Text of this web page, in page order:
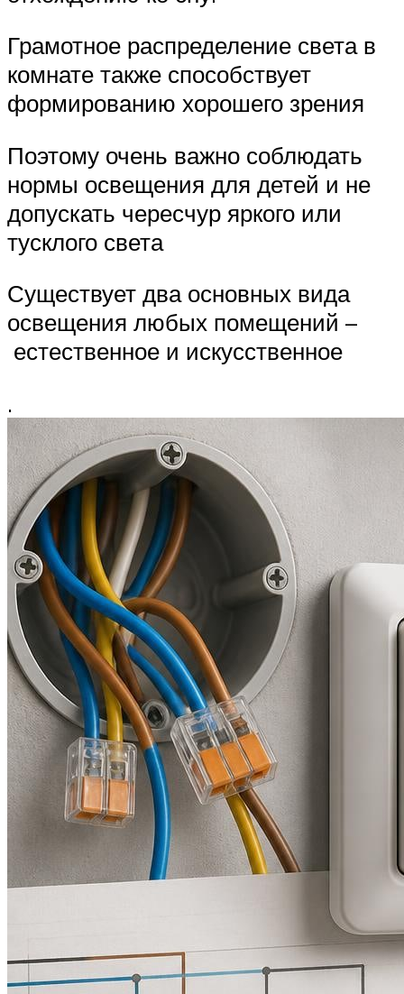
Грамотное распределение света в
комнате также способствует
формированию хорошего зрения
Поэтому очень важно соблюдать
нормы освещения для детей и не
допускать чересчур яркого или
тусклого света
Существует два основных вида
освещения любых помещений –
естественное и искусственное
.